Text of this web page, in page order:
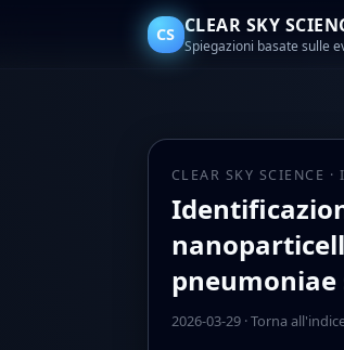
CS CLEAR SKY
Spiegazioni basate sulle
CLEAR SKY SCIENCE ·
pneumoniae
2026-03-29·Torna